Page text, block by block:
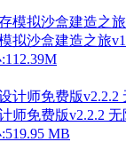
拟沙盒建造之旅
师免费版v2.2.2 无
MB